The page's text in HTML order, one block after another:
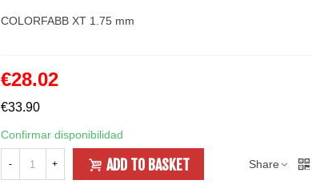
COLORFABB XT 1.75 mm
€28.02
€33.90
Confirmar disponibilidad
- + ADD TO BASKET Share